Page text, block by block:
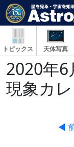
トピックス 天体写真
2020年6
現象カ
◀